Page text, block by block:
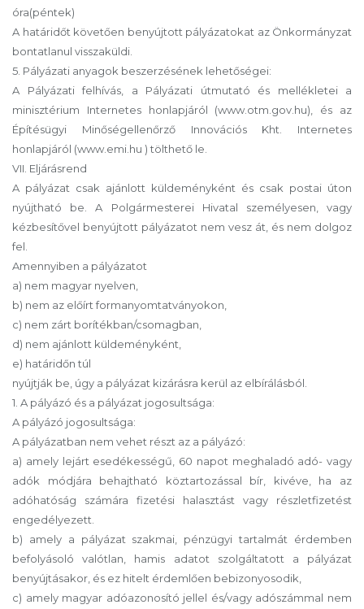
óra(péntek)
A határidőt követően benyújtott pályázatokat az Önkormányzat
bontatlanul visszaküldi.
5. Pályázati anyagok beszerzésének lehetőségei:
A Pályázati felhívás, a Pályázati útmutató és mellékletei a
minisztérium Internetes honlapjáról (www.otm.gov.hu), és az
Építésügyi Minőségellenőrző Innovációs Kht. Internetes
honlapjáról (www.emi.hu ) tölthető le.
VII. Eljárásrend
A pályázat csak ajánlott küldeményként és csak postai úton
nyújtható be. A Polgármesterei Hivatal személyesen, vagy
kézbesítővel benyújtott pályázatot nem vesz át, és nem dolgoz
fel.
Amennyiben a pályázatot
a) nem magyar nyelven,
b) nem az előírt formanyomtatványokon,
c) nem zárt borítékban/csomagban,
d) nem ajánlott küldeményként,
e) határidőn túl
nyújtják be, úgy a pályázat kizárásra kerül az elbírálásból.
1. A pályázó és a pályázat jogosultsága:
A pályázó jogosultsága:
A pályázatban nem vehet részt az a pályázó:
a) amely lejárt esedékességű, 60 napot meghaladó adó- vagy
adók módjára behajtható köztartozással bír, kivéve, ha az
adóhatóság számára fizetési halasztást vagy részletfizetést
engedélyezett.
b) amely a pályázat szakmai, pénzügyi tartalmát érdemben
befolyásoló valótlan, hamis adatot szolgáltatott a pályázat
benyújtásakor, és ez hitelt érdemlően bebizonyosodik,
c) amely magyar adóazonosító jellel és/vagy adószámmal nem